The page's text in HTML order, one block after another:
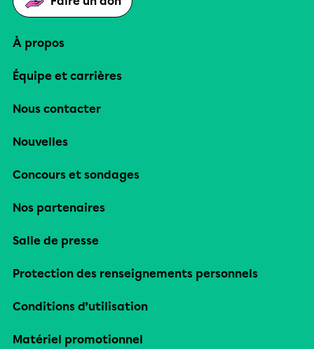
À propos
Équipe et carrières
Nous contacter
Nouvelles
Concours et sondages
Nos partenaires
Salle de presse
Protection des renseignements personnels
Conditions d’utilisation
Matériel promotionnel